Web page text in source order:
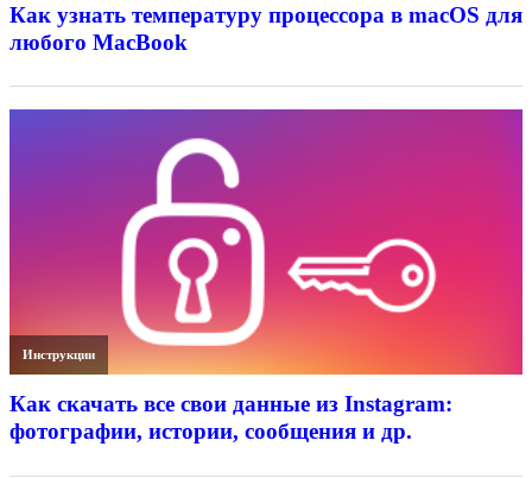
Как узнать температуру процессора в macOS для
любого MacBook
Инструкции
Как скачать все свои данные из Instagram:
фотографии, истории, сообщения и др.